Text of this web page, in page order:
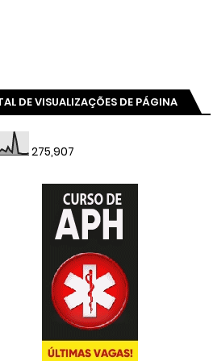
DE VISUALIZAÇÕES DE PÁGINA
275,907